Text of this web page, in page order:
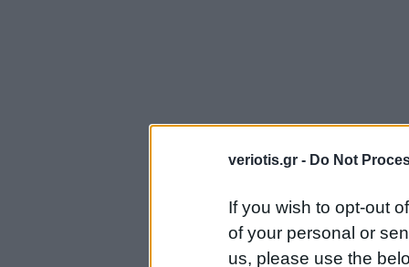
veriotis.gr - Do Not
If you wish to opt-out
of your personal or
us, please use the